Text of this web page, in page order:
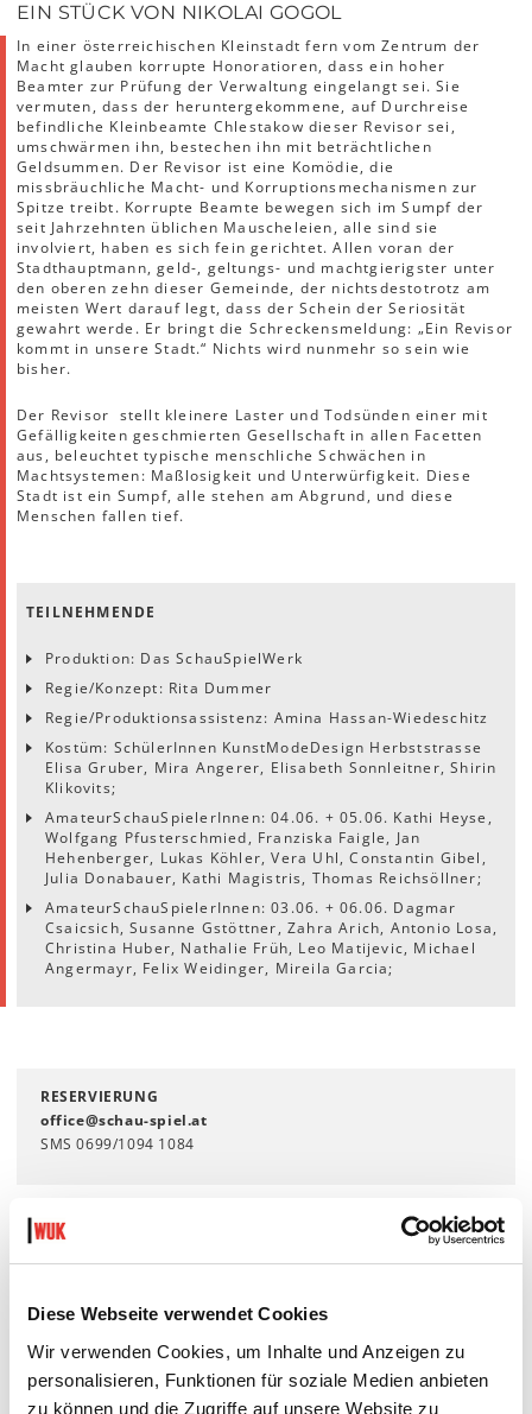
Diese Webseite verwendet Cookies
Wir verwenden Cookies, um Inhalte und Anzeigen zu
personalisieren, Funktionen für soziale Medien anbieten
zu können und die Zugriffe auf unsere Website zu
EIN STÜCK VON NIKOLAI GOGOL
In einer österreichischen Kleinstadt fern vom Zentrum der
Macht glauben korrupte Honoratioren, dass ein hoher
Beamter zur Prüfung der Verwaltung eingelangt sei. Sie
vermuten, dass der heruntergekommene, auf Durchreise
befindliche Kleinbeamte Chlestakow dieser Revisor sei,
umschwärmen ihn, bestechen ihn mit beträchtlichen
Geldsummen. Der Revisor ist eine Komödie, die
missbräuchliche Macht- und Korruptionsmechanismen zur
Spitze treibt. Korrupte Beamte bewegen sich im Sumpf der
seit Jahrzehnten üblichen Mauscheleien, alle sind sie
involviert, haben es sich fein gerichtet. Allen voran der
Stadthauptmann, geld-, geltungs- und machtgierigster unter
den oberen zehn dieser Gemeinde, der nichtsdestotrotz am
meisten Wert darauf legt, dass der Schein der Seriosität
gewahrt werde. Er bringt die Schreckensmeldung: „Ein Revisor
kommt in unsere Stadt.“ Nichts wird nunmehr so sein wie
bisher.
Der Revisor stellt kleinere Laster und Todsünden einer mit
Gefälligkeiten geschmierten Gesellschaft in allen Facetten
aus, beleuchtet typische menschliche Schwächen in
Machtsystemen: Maßlosigkeit und Unterwürfigkeit. Diese
Stadt ist ein Sumpf, alle stehen am Abgrund, und diese
Menschen fallen tief.
TEILNEHMENDE
Produktion: Das SchauSpielWerk
Regie/Konzept: Rita Dummer
Regie/Produktionsassistenz: Amina Hassan-Wiedeschitz
Kostüm: SchülerInnen KunstModeDesign Herbststrasse
Elisa Gruber, Mira Angerer, Elisabeth Sonnleitner, Shirin
Klikovits;
AmateurSchauSpielerInnen: 04.06. + 05.06. Kathi Heyse,
Wolfgang Pfusterschmied, Franziska Faigle, Jan
Hehenberger, Lukas Köhler, Vera Uhl, Constantin Gibel,
Julia Donabauer, Kathi Magistris, Thomas Reichsöllner;
AmateurSchauSpielerInnen: 03.06. + 06.06. Dagmar
Csaicsich, Susanne Gstöttner, Zahra Arich, Antonio Losa,
Christina Huber, Nathalie Früh, Leo Matijevic, Michael
Angermayr, Felix Weidinger, Mireila Garcia;
RESERVIERUNG
office@schau-spiel.at
SMS 0699/1094 1084
Teilen: